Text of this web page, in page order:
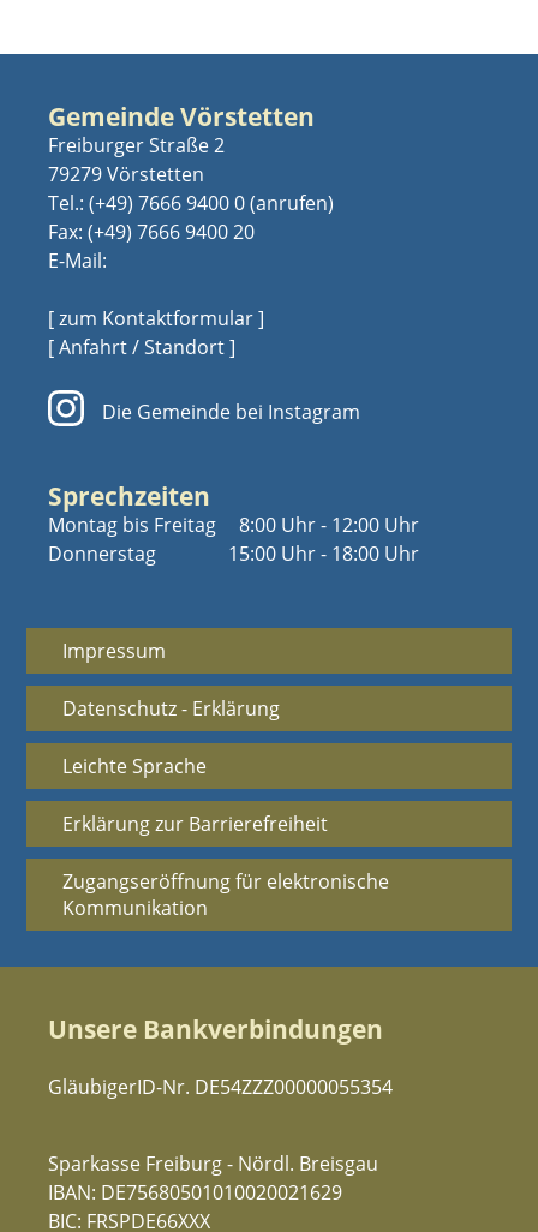
Gemeinde Vörstetten
Freiburger Straße 2
79279 Vörstetten
Tel.: (+49) 7666 9400 0
Fax: (+49) 7666 9400 20
E-Mail:
[ zum Kontaktformular ]
[ Anfahrt / Standort ]
Die Gemeinde bei Instagram
Sprechzeiten
Montag bis Freitag
Donnerstag
8:00 Uhr - 12:00 Uhr
15:00 Uhr - 18:00 Uhr
Impressum
Datenschutz - Erklärung
Leichte Sprache
Erklärung zur Barrierefreiheit
Zugangseröffnung für elektronische
Kommunikation
Unsere Bankverbindungen
GläubigerID-Nr. DE54ZZZ00000055354
Sparkasse Freiburg - Nördl. Breisgau
IBAN: DE75680501010020021629
BIC: FRSPDE66XXX